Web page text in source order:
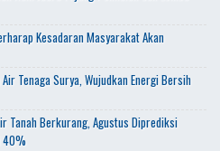
Kesadaran Masyarakat Akan
Tenaga Surya, Wujudkan Energi Bersih
Tanah Berkurang, Agustus Diprediksi
40%